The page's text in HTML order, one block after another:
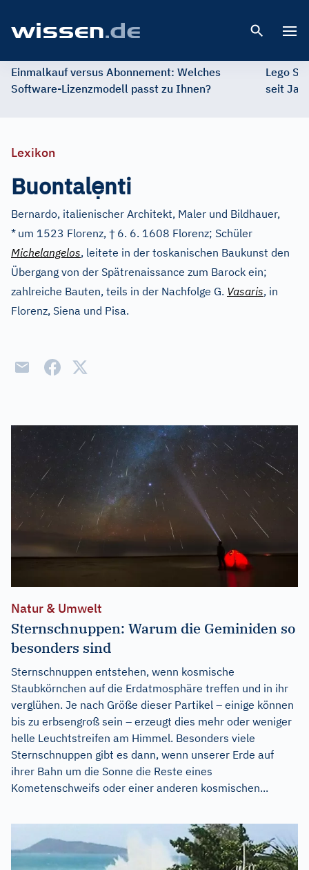
Einmalkauf versus Abonnement: Welches
Software-Lizenzmodell passt zu Ihnen?
Lego
seit
Lexikon
Buontalẹnti
Bernardo, italienischer Architekt, Maler und Bildhauer,
* um 1523 Florenz, † 6. 6. 1608 Florenz; Schüler
Michelangelos, leitete in der toskanischen Baukunst den
Übergang von der Spätrenaissance zum Barock ein;
zahlreiche Bauten, teils in der Nachfolge G. Vasaris, in
Florenz, Siena und Pisa.
Natur & Umwelt
Sternschnuppen: Warum die Geminiden so
besonders sind
Sternschnuppen entstehen, wenn kosmische
Staubkörnchen auf die Erdatmosphäre treffen und in ihr
verglühen. Je nach Größe dieser Partikel – einige können
bis zu erbsengroß sein – erzeugt dies mehr oder weniger
helle Leuchtstreifen am Himmel. Besonders viele
Sternschnuppen gibt es dann, wenn unserer Erde auf
ihrer Bahn um die Sonne die Reste eines
Kometenschweifs oder einer anderen kosmischen...